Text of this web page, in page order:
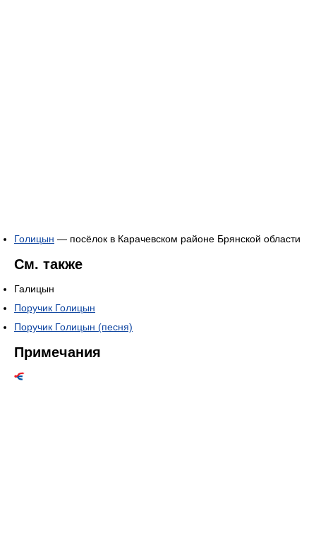
Голицын — посёлок в Карачевском районе Брянской области
См. также
Галицын
Поручик Голицын
Поручик Голицын (песня)
Примечания